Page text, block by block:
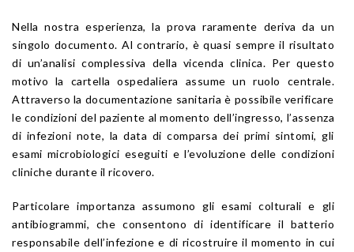
Nella nostra esperienza, la prova raramente deriva da un
singolo documento. Al contrario, è quasi sempre il risultato
di un’analisi complessiva della vicenda clinica. Per questo
motivo la cartella ospedaliera assume un ruolo centrale.
Attraverso la documentazione sanitaria è possibile verificare
le condizioni del paziente al momento dell’ingresso, l’assenza
di infezioni note, la data di comparsa dei primi sintomi, gli
esami microbiologici eseguiti e l’evoluzione delle condizioni
cliniche durante il ricovero.
Particolare importanza assumono gli esami colturali e gli
antibiogrammi, che consentono di identificare il batterio
responsabile dell’infezione e di ricostruire il momento in cui